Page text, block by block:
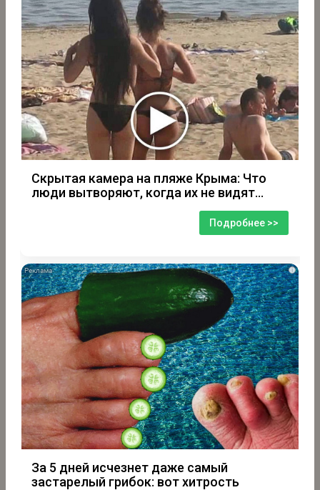
Скрытая камера на пляже Крыма: Что
люди вытворяют, когда их не видят...
Подробнее >>
i
За 5 дней исчезнет даже самый
застарелый грибок: вот хитрость